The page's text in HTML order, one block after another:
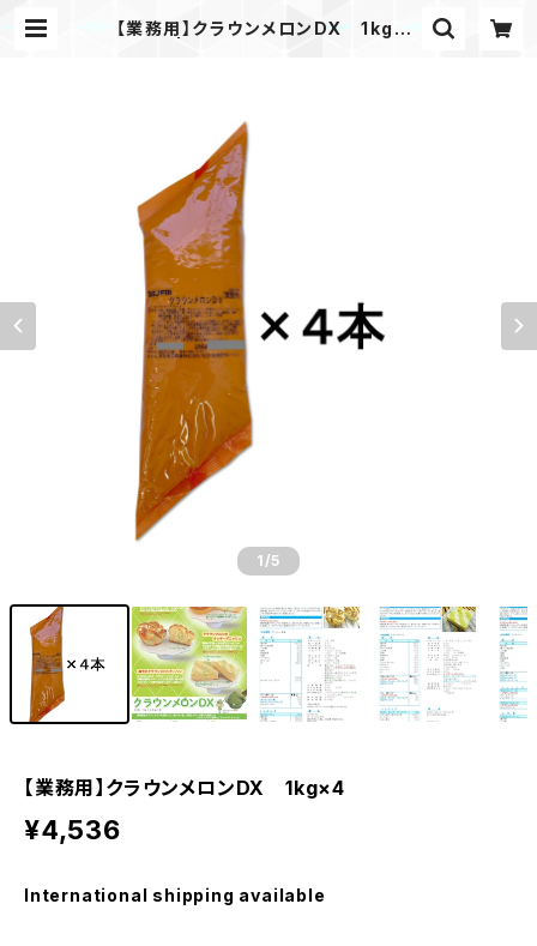
【業務用】クラウンメロンDX 1kg×4
1 /5
【業務用】クラウンメロンDX 1kg×4
¥4,536
International shipping available